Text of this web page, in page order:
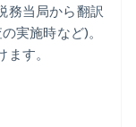
務当局から翻訳
実施時など)。
す。